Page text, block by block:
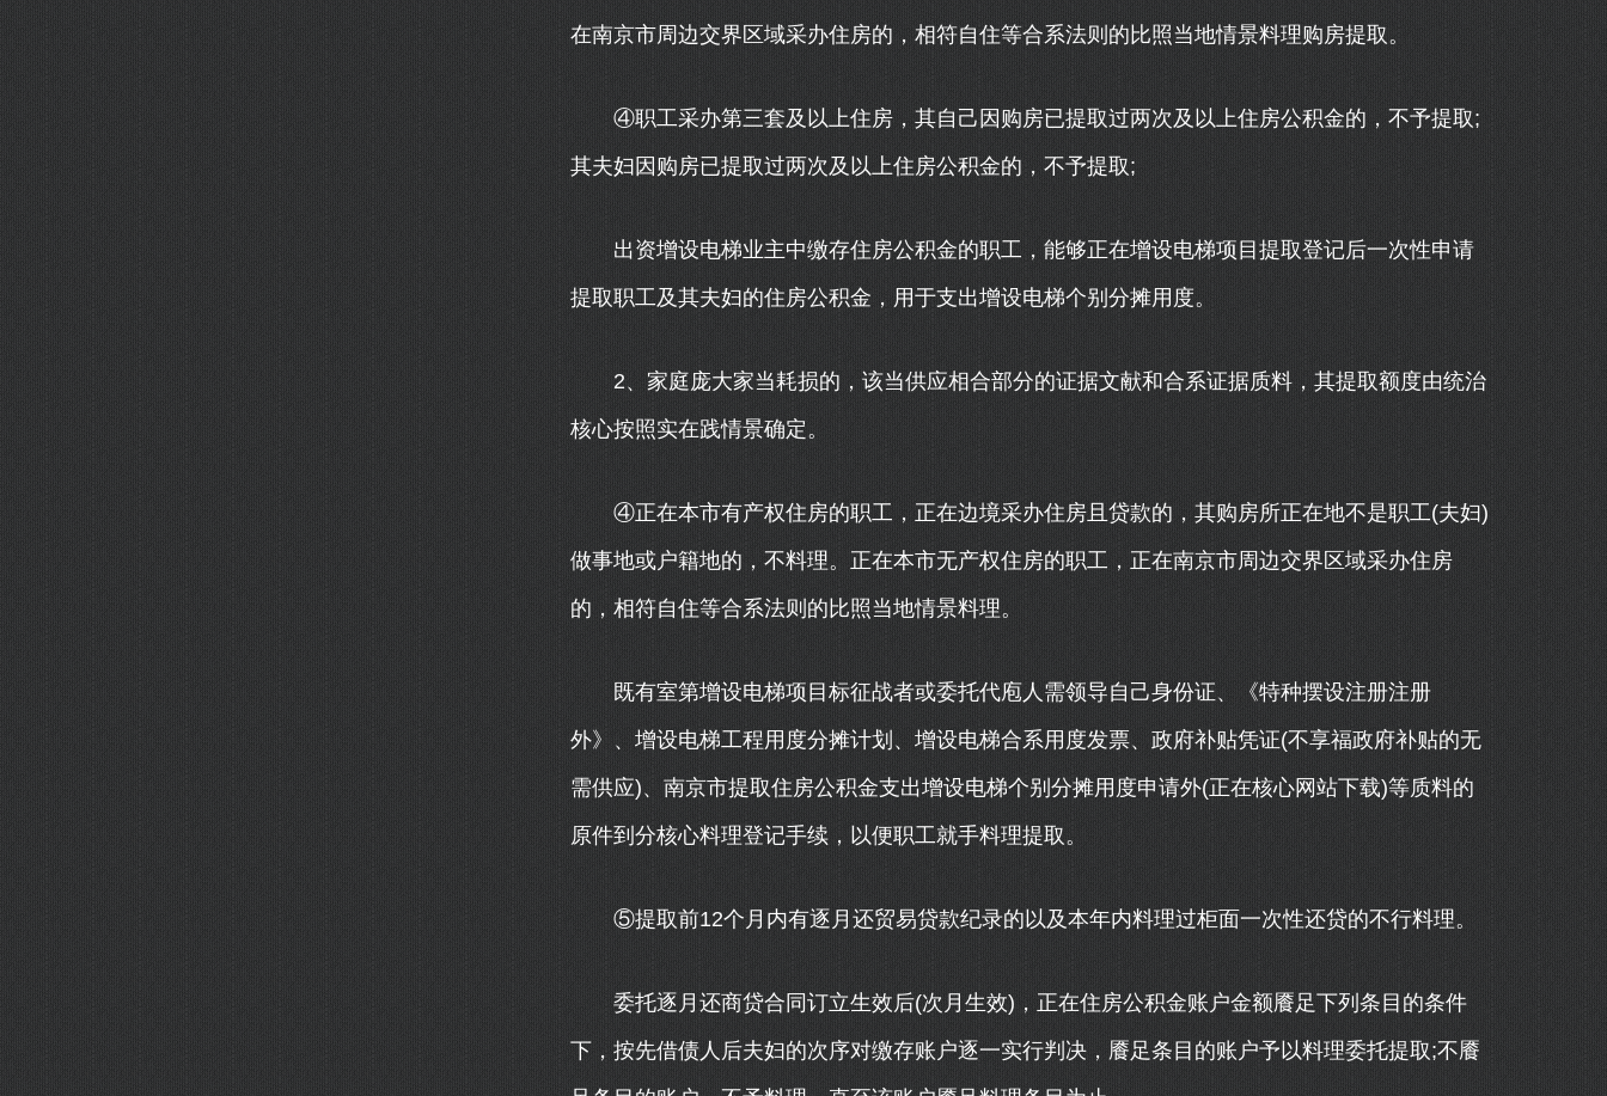
在南京市周边交界区域采办住房的，相符自住等合系法则的比照当地情景料理购房提取。
④职工采办第三套及以上住房，其自己因购房已提取过两次及以上住房公积金的，不予提取;
其夫妇因购房已提取过两次及以上住房公积金的，不予提取;
出资增设电梯业主中缴存住房公积金的职工，能够正在增设电梯项目提取登记后一次性申请
提取职工及其夫妇的住房公积金，用于支出增设电梯个别分摊用度。
2、家庭庞大家当耗损的，该当供应相合部分的证据文献和合系证据质料，其提取额度由统治
核心按照实在践情景确定。
④正在本市有产权住房的职工，正在边境采办住房且贷款的，其购房所正在地不是职工(夫妇)
做事地或户籍地的，不料理。正在本市无产权住房的职工，正在南京市周边交界区域采办住房
的，相符自住等合系法则的比照当地情景料理。
既有室第增设电梯项目标征战者或委托代庖人需领导自己身份证、《特种摆设注册注册
外》、增设电梯工程用度分摊计划、增设电梯合系用度发票、政府补贴凭证(不享福政府补贴的无
需供应)、南京市提取住房公积金支出增设电梯个别分摊用度申请外(正在核心网站下载)等质料的
原件到分核心料理登记手续，以便职工就手料理提取。
⑤提取前12个月内有逐月还贸易贷款纪录的以及本年内料理过柜面一次性还贷的不行料理。
委托逐月还商贷合同订立生效后(次月生效)，正在住房公积金账户金额餍足下列条目的条件
下，按先借债人后夫妇的次序对缴存账户逐一实行判决，餍足条目的账户予以料理委托提取;不餍